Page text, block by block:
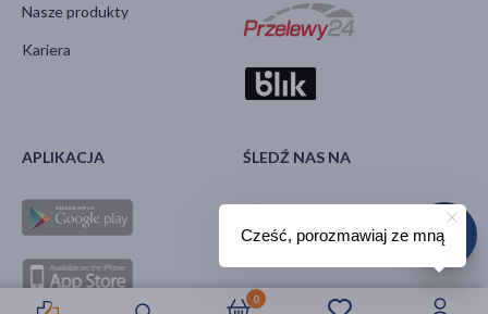
0
Nasze produkty
Kariera
APLIKACJA ŚLEDŹ NAS NA
Cześć, porozmawiaj ze mną